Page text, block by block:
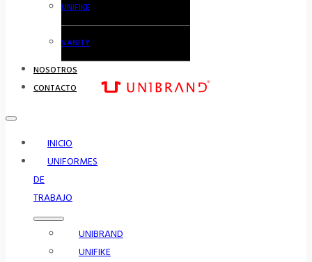
UNIFIKE
VANITY
NOSOTROS
CONTACTO
INICIO
UNIFORMES
DE
TRABAJO
UNIBRAND
UNIFIKE